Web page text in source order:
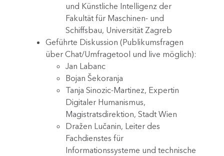
und Künstliche Intelligenz der
Fakultät für Maschinen- und
Schiffsbau, Universität Zagreb
Geführte Diskussion (Publikumsfragen
über Chat/Umfragetool und live möglich):
Jan Labanc
Bojan Šekoranja
Tanja Sinozic-Martinez, Expertin
Digitaler Humanismus,
Magistratsdirektion, Stadt Wien
Dražen Lučanin, Leiter des
Fachdienstes für
Informationssysteme und technische